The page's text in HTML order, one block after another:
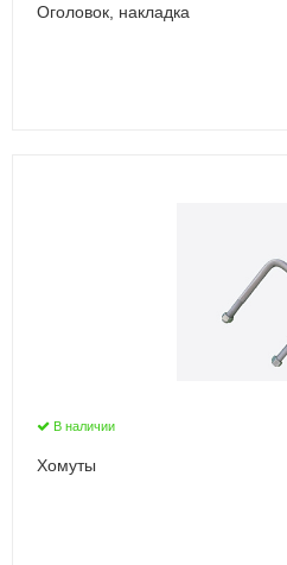
Оголовок, накладка
В наличии
Хомуты